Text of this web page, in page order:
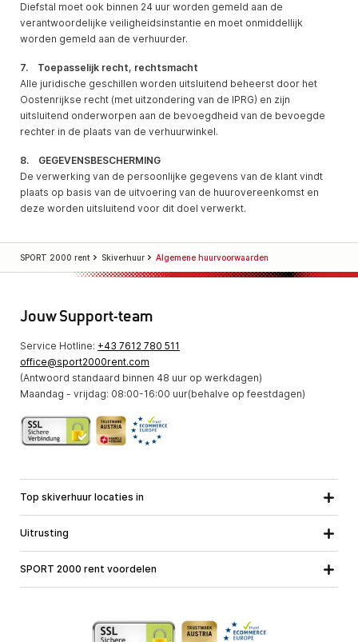
Diefstal moet ook binnen 24 uur worden gemeld aan de
verantwoordelijke veiligheidsinstantie en moet onmiddellijk
worden gemeld aan de verhuurder.
7. Toepasselijk recht, rechtsmacht
Alle juridische geschillen worden uitsluitend beheerst door het
Oostenrijkse recht (met uitzondering van de IPRG) en zijn
uitsluitend onderworpen aan de bevoegdheid van de bevoegde
rechter in de plaats van de verhuurwinkel.
8. GEGEVENSBESCHERMING
De verwerking van de persoonlijke gegevens van de klant vindt
plaats op basis van de uitvoering van de huurovereenkomst en
deze worden uitsluitend voor dit doel verwerkt.
SPORT 2000 rent Skiverhuur Algemene huurvoorwaarden
Jouw Support-team
Service Hotline: +43 7612 780 511
office@sport2000rent.com
(Antwoord standaard binnen 48 uur op werkdagen)
Maandag - vrijdag: 08:00-16:00 uur(behalve op feestdagen)
Top skiverhuur locaties in
Stiermarken
Vorarlberg
Uitrusting
Langlauf uitrusting
SPORT 2000 rent voordelen
School ski course